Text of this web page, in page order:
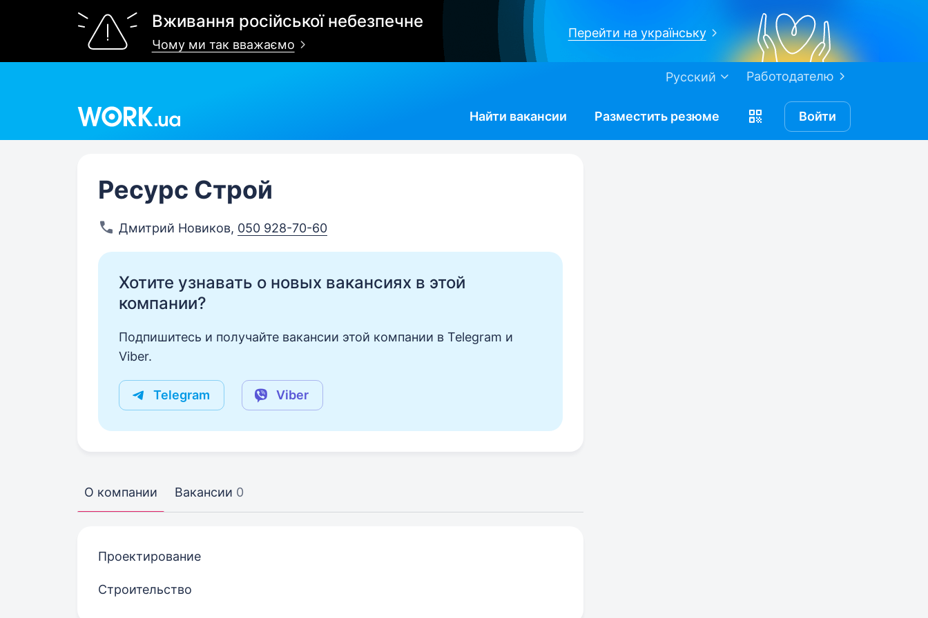
Вживання російської небезпечне
Чому ми так вважаємо
Перейти на українську
Работодателю
Русский
Найти вакансии Разместить резюме Войти
Ресурс Строй
Дмитрий Новиков, 050 928-70-60
Хотите узнавать о новых вакансиях в этой
компании?
Подпишитесь и получайте вакансии этой компании в Telegram и
Viber.
Telegram Viber
О компании Вакансии 0
Проектирование
Строительство